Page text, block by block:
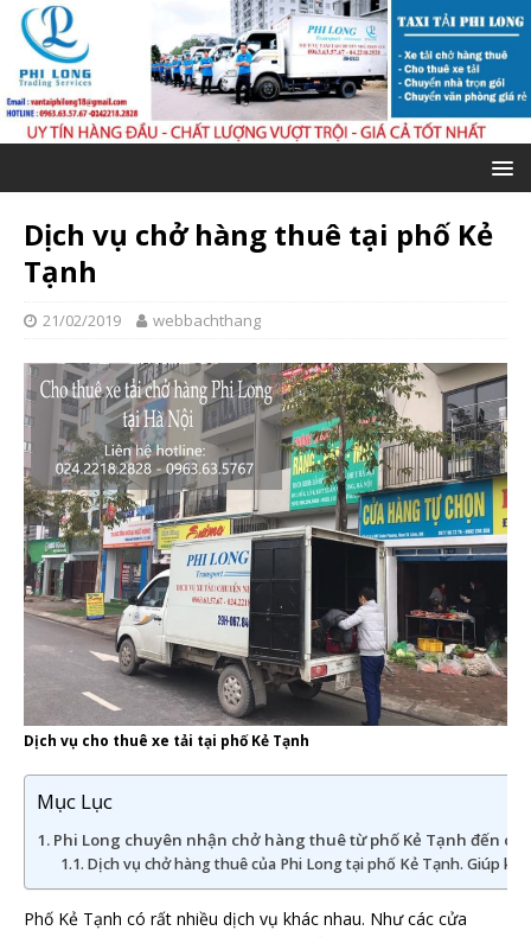
Dịch vụ chở hàng thuê tại phố Kẻ
Tạnh
21/02/2019 webbachthang
Dịch vụ cho thuê xe tải tại phố Kẻ Tạnh
Mục Lục
Phi Long chuyên nhận chở hàng thuê từ phố Kẻ Tạnh đến
Dịch vụ chở hàng thuê của Phi Long tại phố Kẻ Tạnh. Giúp
Phố Kẻ Tạnh có rất nhiều dịch vụ khác nhau. Như các cửa